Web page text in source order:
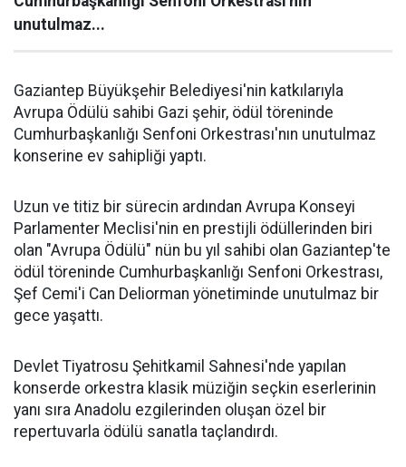
unutulmaz...
Gaziantep Büyükşehir Belediyesi'nin katkılarıyla
Avrupa Ödülü sahibi Gazi şehir, ödül töreninde
Cumhurbaşkanlığı Senfoni Orkestrası'nın unutulmaz
konserine ev sahipliği yaptı.
Uzun ve titiz bir sürecin ardından Avrupa Konseyi
Parlamenter Meclisi'nin en prestijli ödüllerinden biri
olan "Avrupa Ödülü" nün bu yıl sahibi olan Gaziantep'te
ödül töreninde Cumhurbaşkanlığı Senfoni Orkestrası,
Şef Cemi'i Can Deliorman yönetiminde unutulmaz bir
gece yaşattı.
Devlet Tiyatrosu Şehitkamil Sahnesi'nde yapılan
konserde orkestra klasik müziğin seçkin eserlerinin
yanı sıra Anadolu ezgilerinden oluşan özel bir
repertuvarla ödülü sanatla taçlandırdı.